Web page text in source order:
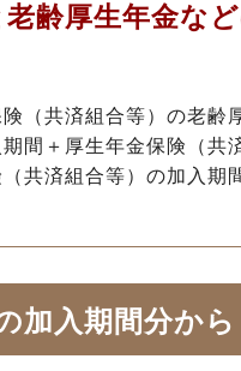
齢厚生年金な
（共済組合等）の老齢
間＋厚生年金保険（共
共済組合等）の加入期
加入期間分から